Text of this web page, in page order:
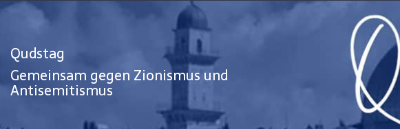
Zum
Qudstag
Gemeinsam gegen Zionismus und
Antisemitismus